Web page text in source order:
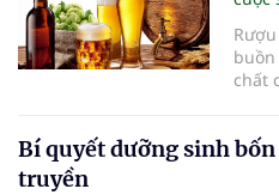
cân
chất
Bí quyết dưỡng sinh
truyền